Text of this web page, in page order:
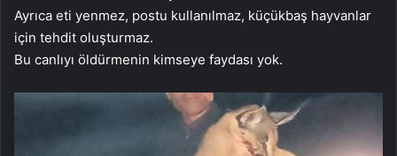
Ayrıca eti yenmez, postu kullanılmaz, küçükbaş hayvanlar
için tehdit oluşturmaz.
Bu canlıyı öldürmenin kimseye faydası yok.